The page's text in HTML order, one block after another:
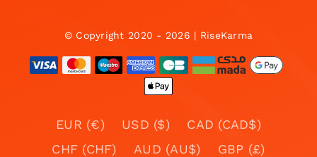
© Copyright 2020 - 2026 | RiseKarma
EUR (€) USD ($)
CAD (CAD$)
CHF (CHF)
AUD (AU$)
GBP (£)